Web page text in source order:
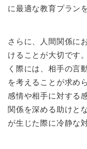
に最適な教育プラン
さらに、人間関係に
けることが大切です
く際には、相手の言
を考えることが求め
感情や相手に対する
関係を深める助けと
が生じた際に冷静な